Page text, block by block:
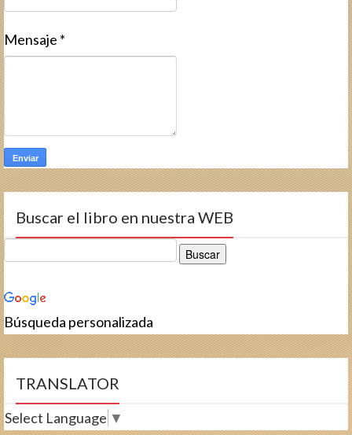
Mensaje *
Buscar el libro en nuestra WEB
Búsqueda personalizada
TRANSLATOR
Select Language ▼